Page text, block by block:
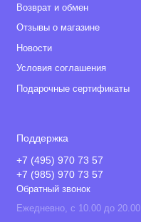
Возврат и обмен
Отзывы о магазине
Новости
Условия соглашения
Подарочные сертификаты
Поддержка
+7 (495) 970 73 57
+7 (985) 970 73 57
Обратный звонок
Ежедневно, с 10.00 до 20.00